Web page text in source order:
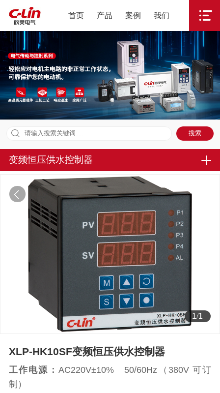
首页 产品 案例 我们
变频恒压供水控制器
1/1
XLP-HK10SF变频恒压供水控制器
工作电源： AC220V±10% 50/60Hz（380V 可订
制）